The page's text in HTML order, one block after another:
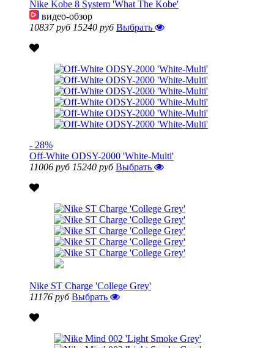
Nike Kobe 8 System 'What The Kobe'
видео-обзор
10837 руб 15240 руб Выбрать
- 28%
Off-White ODSY-2000 'White-Multi'
11006 руб 15240 руб Выбрать
Nike ST Charge 'College Grey'
11176 руб Выбрать